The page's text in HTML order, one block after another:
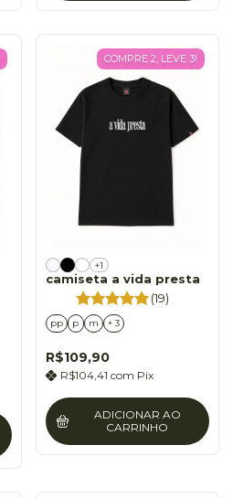
COMPRE 2, LEVE 3!
+1
camiseta a vida presta
(19)
pp p m + 3
R$109,90
R$104,41 com Pix
ADICIONAR AO
CARRINHO